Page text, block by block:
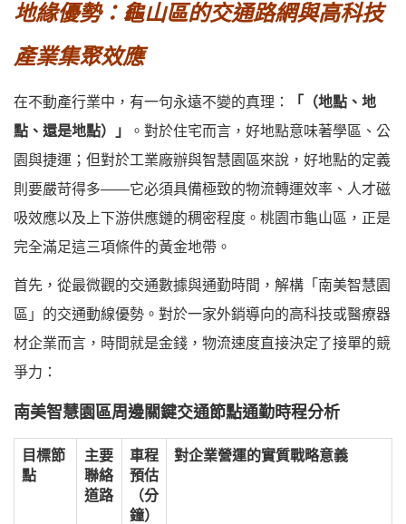
地緣優勢：龜山區的交通路網與高科技
產業集聚效應
在不動產行業中，有一句永遠不變的真理：
「（地點、地
點、還是地點）」
。對於住宅而言，好地點意味著學區、公
園與捷運；但對於工業廠辦與智慧園區來說，好地點的定義
則要嚴苛得多——它必須具備極致的物流轉運效率 、 人才磁
吸效應以及 上下游供應鏈的稠密程度 。桃園市龜山區，正是
完全滿足這三項條件的黃金地帶。
首先，從最微觀的交通數據與通勤時間，解構「南美智慧園
區」的交通動線優勢。對於一家外銷導向的高科技或醫療器
材企業而言，時間就是金錢，物流速度直接決定了接單的競
爭力：
南美智慧園區周邊關鍵交通節點通勤時程分析
目標節
點
主要
聯絡
道路
車程
預估
（分
鐘）
對企業營運的實質戰略意義